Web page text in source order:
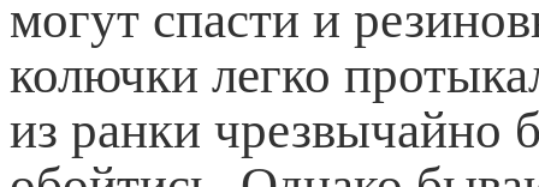
могут спасти и
колючки легко
из ранки чрезвычайно